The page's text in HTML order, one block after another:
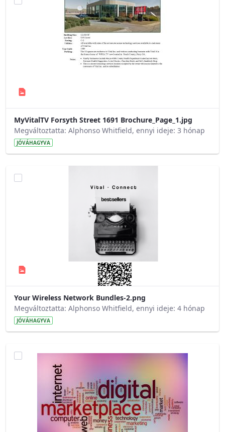
MyVitalTV Forsyth Street 1691 Brochure_Page_1.jpg
Megváltoztatta: Alphonso Whitfield, ennyi ideje: 3 hónap
JÓVÁHAGYVA
Your Wireless Network Bundles-2.png
Megváltoztatta: Alphonso Whitfield, ennyi ideje: 4 hónap
JÓVÁHAGYVA